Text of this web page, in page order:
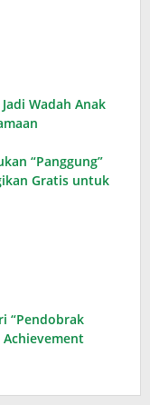
Wadah Anak
“Panggung”
Gratis untuk
“Pendobrak
Achievement